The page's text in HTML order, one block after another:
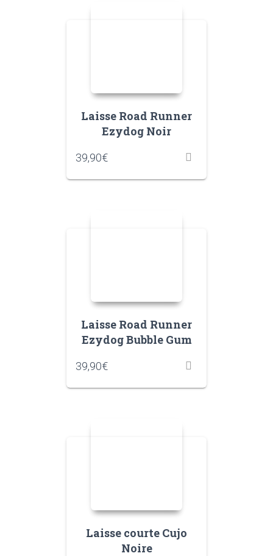
Laisse Road Runner
Ezydog Noir
39,90€
Laisse Road Runner
Ezydog Bubble Gum
39,90€
Laisse courte Cujo
Noire